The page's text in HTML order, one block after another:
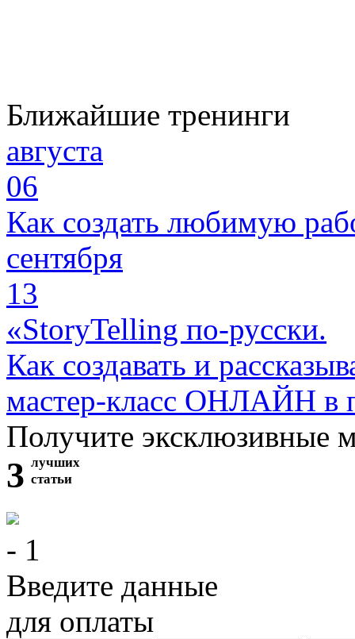
Ближайшие тренинги
августа
06
Как создать любимую
сентября
13
«StoryTelling по-русски.
Как создавать и
мастер-класс ОНЛАЙН в
Получите эксклюзивные
3 лучших
статьи
- 1
Введите данные
для оплаты